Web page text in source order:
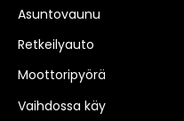
Asuntovaunu
Retkeilyauto
Moottoripyörä
Vaihdossa käy